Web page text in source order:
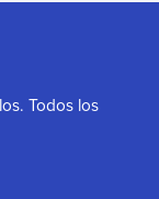
Todos los